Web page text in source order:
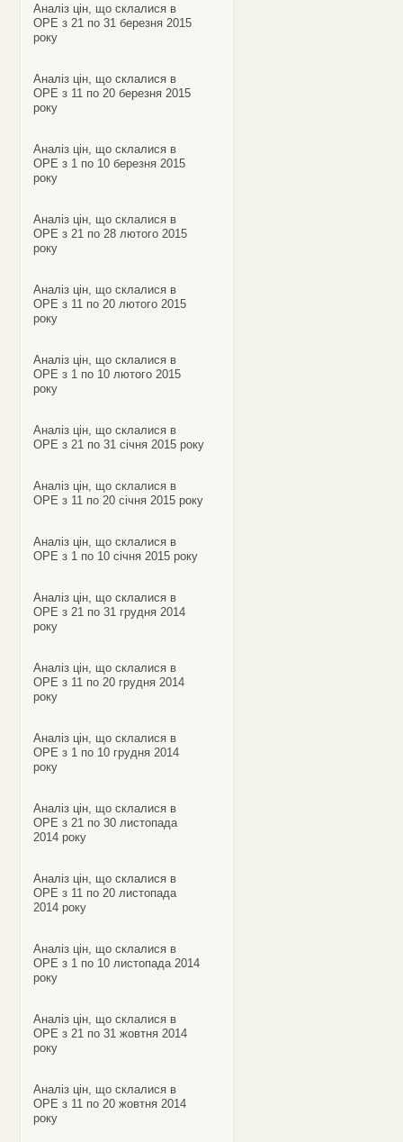
Аналіз цін, що склалися в
ОРЕ з 21 по 31 березня 2015
року
Аналіз цін, що склалися в
ОРЕ з 11 по 20 березня 2015
року
Аналіз цін, що склалися в
ОРЕ з 1 по 10 березня 2015
року
Аналіз цін, що склалися в
ОРЕ з 21 по 28 лютого 2015
року
Аналіз цін, що склалися в
ОРЕ з 11 по 20 лютого 2015
року
Аналіз цін, що склалися в
ОРЕ з 1 по 10 лютого 2015
року
Аналіз цін, що склалися в
ОРЕ з 21 по 31 січня 2015 року
Аналіз цін, що склалися в
ОРЕ з 11 по 20 січня 2015 року
Аналіз цін, що склалися в
ОРЕ з 1 по 10 січня 2015 року
Аналіз цін, що склалися в
ОРЕ з 21 по 31 грудня 2014
року
Аналіз цін, що склалися в
ОРЕ з 11 по 20 грудня 2014
року
Аналіз цін, що склалися в
ОРЕ з 1 по 10 грудня 2014
року
Аналіз цін, що склалися в
ОРЕ з 21 по 30 листопада
2014 року
Аналіз цін, що склалися в
ОРЕ з 11 по 20 листопада
2014 року
Аналіз цін, що склалися в
ОРЕ з 1 по 10 листопада 2014
року
Аналіз цін, що склалися в
ОРЕ з 21 по 31 жовтня 2014
року
Аналіз цін, що склалися в
ОРЕ з 11 по 20 жовтня 2014
року